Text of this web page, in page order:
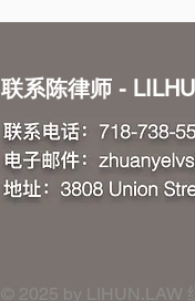
联系陈律师 -
​​​​© 2025 by LIHUN.LAW